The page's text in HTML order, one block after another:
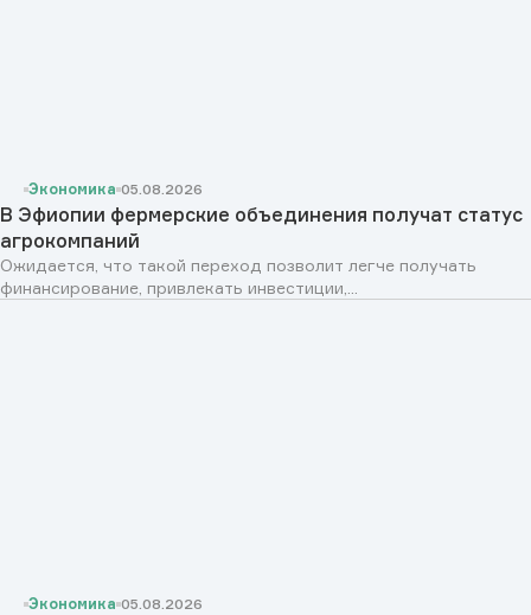
Экономика 05.08.2026
В Эфиопии фермерские объединения получат статус
агрокомпаний
Ожидается, что такой переход позволит легче получать
финансирование, привлекать инвестиции,...
Экономика 05.08.2026